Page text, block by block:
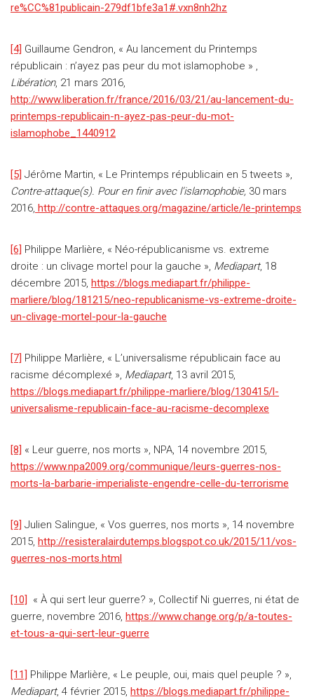
re%CC%81publicain-279df1bfe3a1#.vxn8nh2hz
[4] Guillaume Gendron, « Au lancement du Printemps
républicain : n’ayez pas peur du mot islamophobe » ,
Libération, 21 mars 2016,
http://www.liberation.fr/france/2016/03/21/au-lancement-du-
printemps-republicain-n-ayez-pas-peur-du-mot-
islamophobe_1440912
[5] Jérôme Martin, « Le Printemps républicain en 5 tweets »,
Contre-attaque(s). Pour en finir avec l’islamophobie, 30 mars
2016, http://contre-attaques.org/magazine/article/le-printemps
[6] Philippe Marlière, « Néo-républicanisme vs. extreme
droite : un clivage mortel pour la gauche », Mediapart, 18
décembre 2015, https://blogs.mediapart.fr/philippe-
marliere/blog/181215/neo-republicanisme-vs-extreme-droite-
un-clivage-mortel-pour-la-gauche
[7] Philippe Marlière, « L’universalisme républicain face au
racisme décomplexé », Mediapart, 13 avril 2015,
https://blogs.mediapart.fr/philippe-marliere/blog/130415/l-
universalisme-republicain-face-au-racisme-decomplexe
[8] « Leur guerre, nos morts », NPA, 14 novembre 2015,
https://www.npa2009.org/communique/leurs-guerres-nos-
morts-la-barbarie-imperialiste-engendre-celle-du-terrorisme
[9] Julien Salingue, « Vos guerres, nos morts », 14 novembre
2015, http://resisteralairdutemps.blogspot.co.uk/2015/11/vos-
guerres-nos-morts.html
[10]
« À qui sert leur guerre? », Collectif Ni guerres, ni état de
guerre, novembre 2016, https://www.change.org/p/a-toutes-
et-tous-a-qui-sert-leur-guerre
[11] Philippe Marlière, « Le peuple, oui, mais quel peuple ? »,
Mediapart, 4 février 2015, https://blogs.mediapart.fr/philippe-